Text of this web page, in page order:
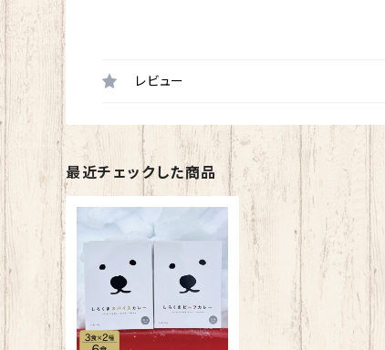
レビュー
最近チェックした商品